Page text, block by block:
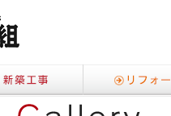
新築工事
築工事